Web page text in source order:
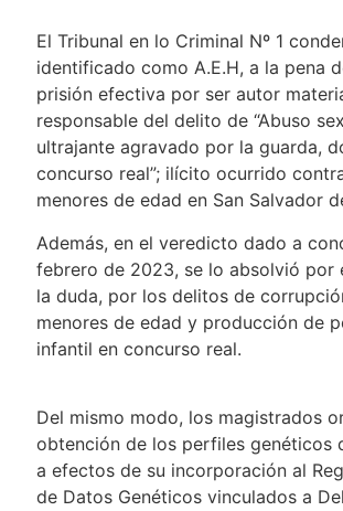
El Tribunal en lo Criminal Nº 1
identificado como A.E.H, a la pena
prisión efectiva por ser autor
responsable del delito de “Abuso
ultrajante agravado por la guarda,
concurso real”; ilícito ocurrido
menores de edad en San
Además, en el veredicto dado a
febrero de 2023, se lo absolvió por
la duda, por los delitos de
menores de edad y producción de
infantil en
Del mismo modo, los magistrados
obtención de los perfiles genéticos
a efectos de su incorporación al
de Datos Genéticos vinculados a